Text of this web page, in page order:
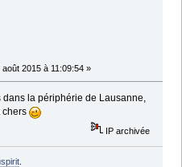
août 2015 à 11:09:54 »
la périphérie de Lausanne,
chers
IP archivée
.